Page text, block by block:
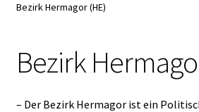
Bezirk Hermagor (HE)
Bezirk
– Der Bezirk Hermagor ist ein